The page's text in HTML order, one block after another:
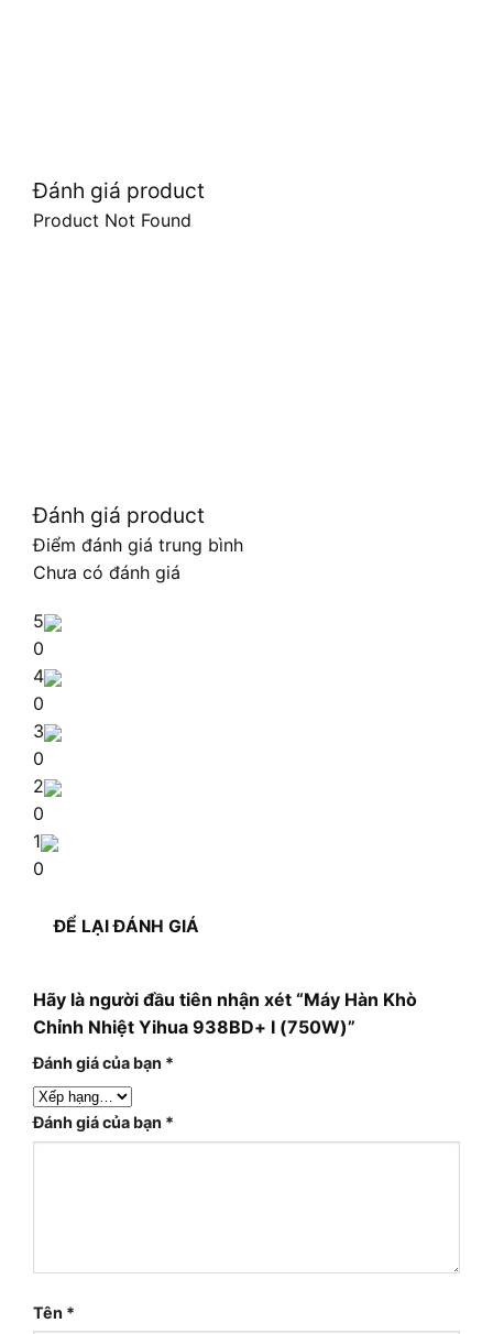
Đánh giá product
Product Not Found
Đánh giá product
Điểm đánh giá trung bình
Chưa có đánh giá
5
0
4
0
3
0
2
0
1
0
ĐỂ LẠI ĐÁNH GIÁ
Hãy là người đầu tiên nhận xét “Máy Hàn Khò
Chỉnh Nhiệt Yihua 938BD+ I (750W)”
Đánh giá của bạn *
Đánh giá của bạn *
Tên *